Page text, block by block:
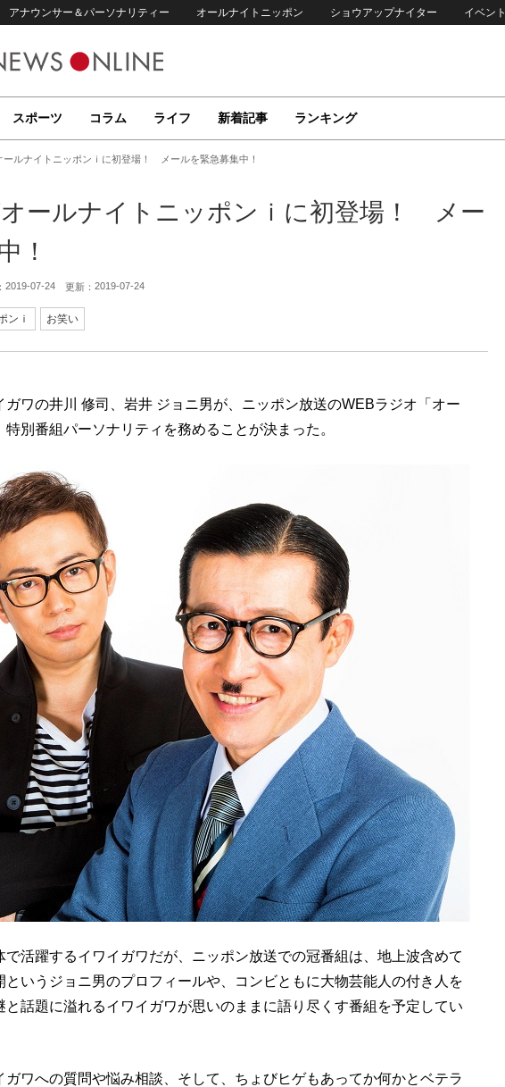
アナウンサー＆パーソナリティー オールナイトニッポン ショウアップナイター イベント
スポーツ コラム ライフ 新着記事 ランキング
ールナイトニッポンｉに初登場！ メールを緊急募集中！
ールナイトニッポンｉに初登場！ メー
！
2019-07-24 更新： 2019-07-24
ンｉ お笑い
ガワの井川 修司、岩井 ジョニ男が、ニッポン放送のWEBラジオ「オー
別番組パーソナリティを務めることが決まった。
で活躍するイワイガワだが、ニッポン放送での冠番組は、地上波含めて
というジョニ男のプロフィールや、コンビともに大物芸能人の付き人を
と話題に溢れるイワイガワが思いのままに語り尽くす番組を予定してい
ガワへの質問や悩み相談、そして、ちょびヒゲもあってか何かとベテラ